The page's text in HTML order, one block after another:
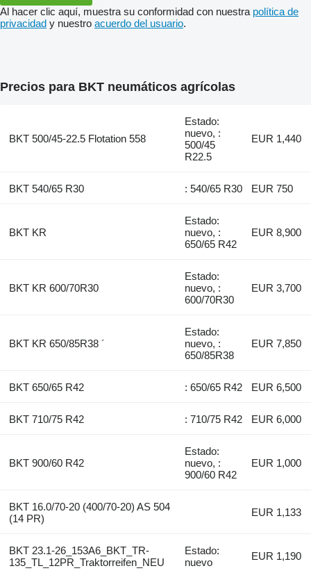
Al hacer clic aquí, muestra su conformidad con nuestra política de
privacidad y nuestro acuerdo del usuario.
Precios para BKT neumáticos agrícolas
BKT 500/45-22.5 Flotation 558
Estado:
nuevo, :
500/45
R22.5
EUR 1,440
BKT 540/65 R30 : 540/65 R30 EUR 750
BKT KR
Estado:
nuevo, :
650/65 R42
EUR 8,900
BKT KR 600/70R30
Estado:
nuevo, :
600/70R30
EUR 3,700
BKT KR 650/85R38 ´
Estado:
nuevo, :
650/85R38
EUR 7,850
BKT 650/65 R42 : 650/65 R42 EUR 6,500
BKT 710/75 R42 : 710/75 R42 EUR 6,000
BKT 900/60 R42
Estado:
nuevo, :
900/60 R42
EUR 1,000
BKT 16.0/70-20 (400/70-20) AS 504
(14 PR)
EUR 1,133
BKT 23.1-26_153A6_BKT_TR-
135_TL_12PR_Traktorreifen_NEU
Estado:
nuevo
EUR 1,190